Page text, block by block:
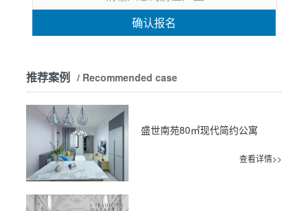
确认报名
推荐案例 / Recommended case
盛世南苑80㎡现代简约公寓
查看详情>>